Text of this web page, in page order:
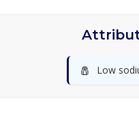
🧂 Low